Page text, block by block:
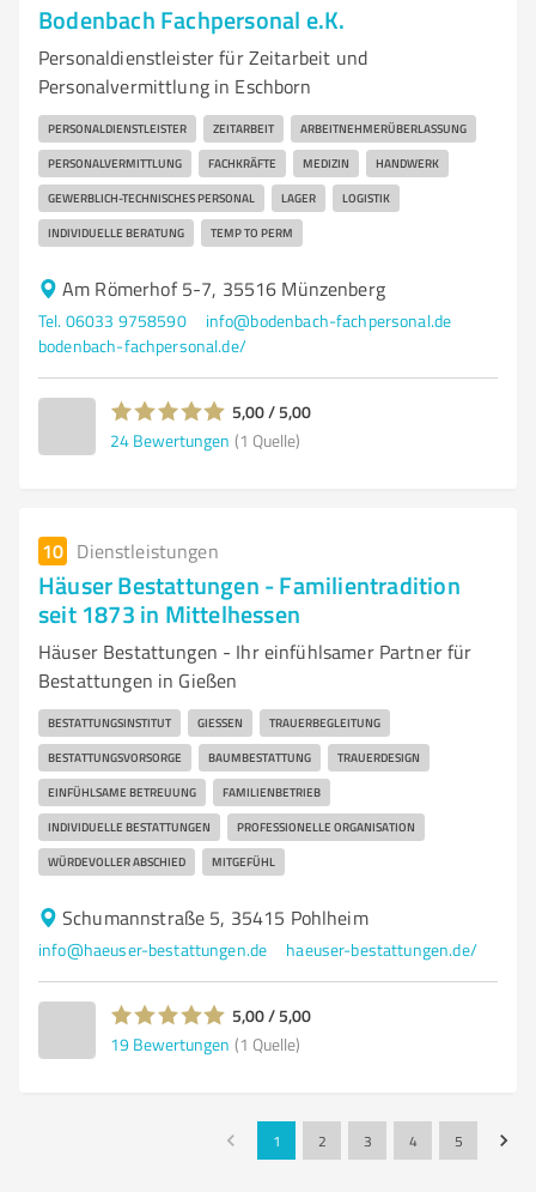
Bodenbach Fachpersonal e.K.
Personaldienstleister für Zeitarbeit und
Personalvermittlung in Eschborn
PERSONALDIENSTLEISTER ZEITARBEIT ARBEITNEHMERÜBERLASSUNG
PERSONALVERMITTLUNG FACHKRÄFTE MEDIZIN HANDWERK
GEWERBLICH-TECHNISCHES PERSONAL LAGER LOGISTIK
INDIVIDUELLE BERATUNG TEMP TO PERM
Am Römerhof 5-7, 35516 Münzenberg
Tel. 06033 9758590
info@bodenbach-fachpersonal.de
bodenbach-fachpersonal.de/
5,00 / 5,00
24 Bewertungen (1 Quelle)
10 Dienstleistungen
Häuser Bestattungen - Familientradition
seit 1873 in Mittelhessen
Häuser Bestattungen - Ihr einfühlsamer Partner für
Bestattungen in Gießen
BESTATTUNGSINSTITUT GIESSEN TRAUERBEGLEITUNG
BESTATTUNGSVORSORGE BAUMBESTATTUNG TRAUERDESIGN
EINFÜHLSAME BETREUUNG FAMILIENBETRIEB
INDIVIDUELLE BESTATTUNGEN PROFESSIONELLE ORGANISATION
WÜRDEVOLLER ABSCHIED MITGEFÜHL
Schumannstraße 5, 35415 Pohlheim
info@haeuser-bestattungen.de haeuser-bestattungen.de/
5,00 / 5,00
19 Bewertungen (1 Quelle)
1 2 3 4 5